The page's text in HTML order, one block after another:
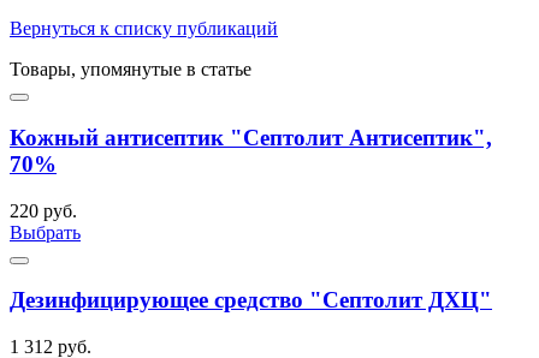
Вернуться к списку публикаций
Товары, упомянутые в статье
Кожный антисептик "Септолит Антисептик",
70%
220 руб.
Выбрать
Дезинфицирующее средство "Септолит ДХЦ"
1 312 руб.